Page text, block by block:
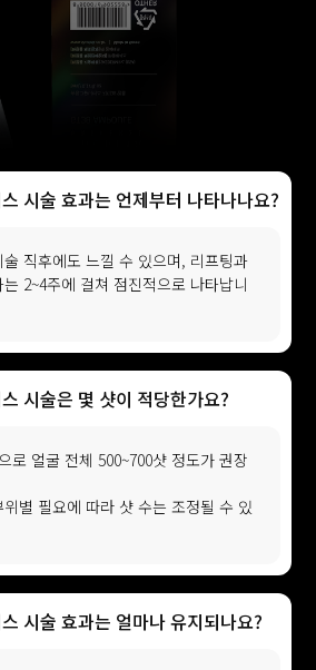
시술 효과는 언제부터 나타나나요?
직후에도 느낄 수 있으며, 리프팅과
2~4주에 걸쳐 점진적으로 나타납니
시술은 몇 샷이 적당한가요?
로 얼굴 전체 500~700샷 정도가 권장
별 필요에 따라 샷 수는 조정될 수 있
시술 효과는 얼마나 유지되나요?